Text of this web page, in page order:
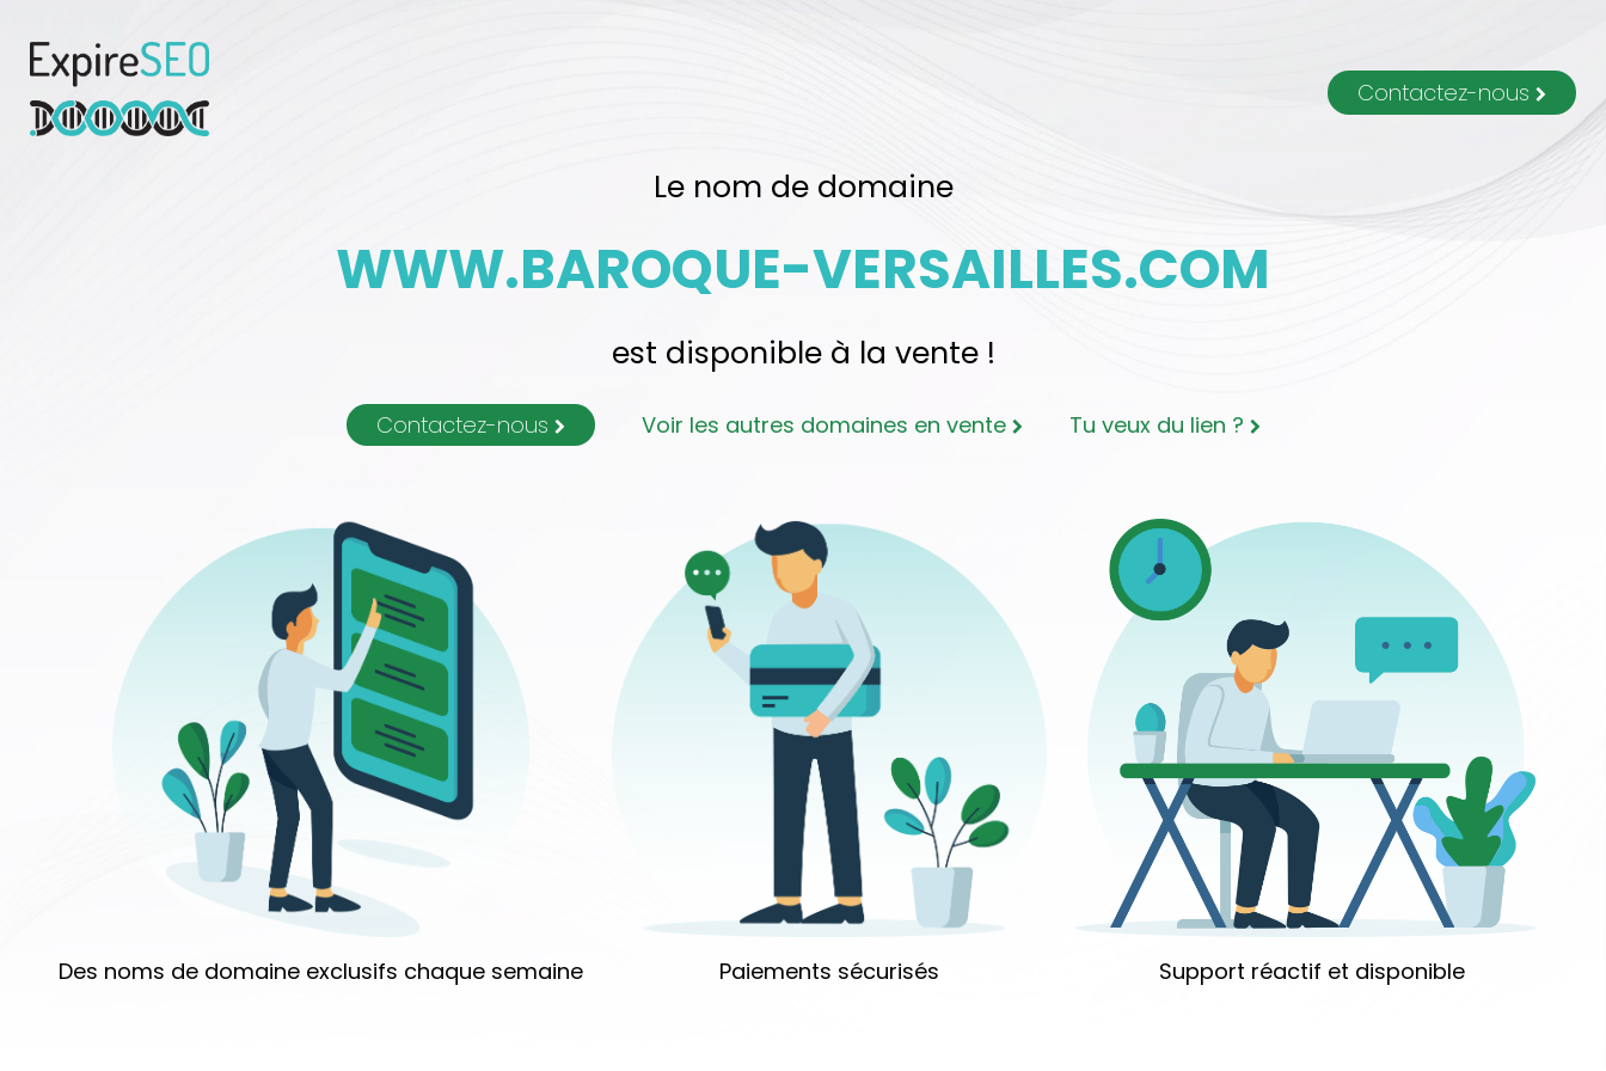
Contactez-nous
Le nom de domaine
WWW.BAROQUE-VERSAILLES.COM
est disponible à la vente !
Contactez-nous Voir les autres domaines en vente Tu veux du lien ?
Des noms de domaine exclusifs chaque semaine Paiements sécurisés Support réactif et disponible